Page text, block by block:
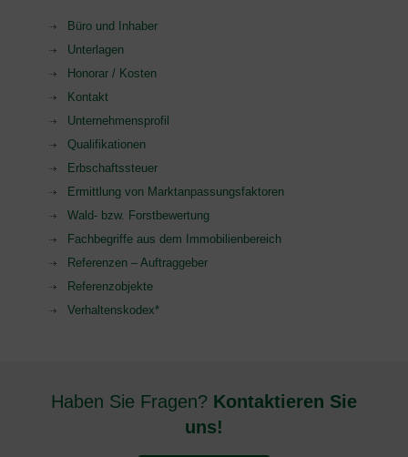
Büro und Inhaber
Unterlagen
Honorar / Kosten
Kontakt
Unternehmensprofil
Qualifikationen
Erbschaftssteuer
Ermittlung von Marktanpassungsfaktoren
Wald- bzw. Forstbewertung
Fachbegriffe aus dem Immobilienbereich
Referenzen – Auftraggeber
Referenzobjekte
Verhaltenskodex*
Haben Sie Fragen? Kontaktieren Sie
uns!